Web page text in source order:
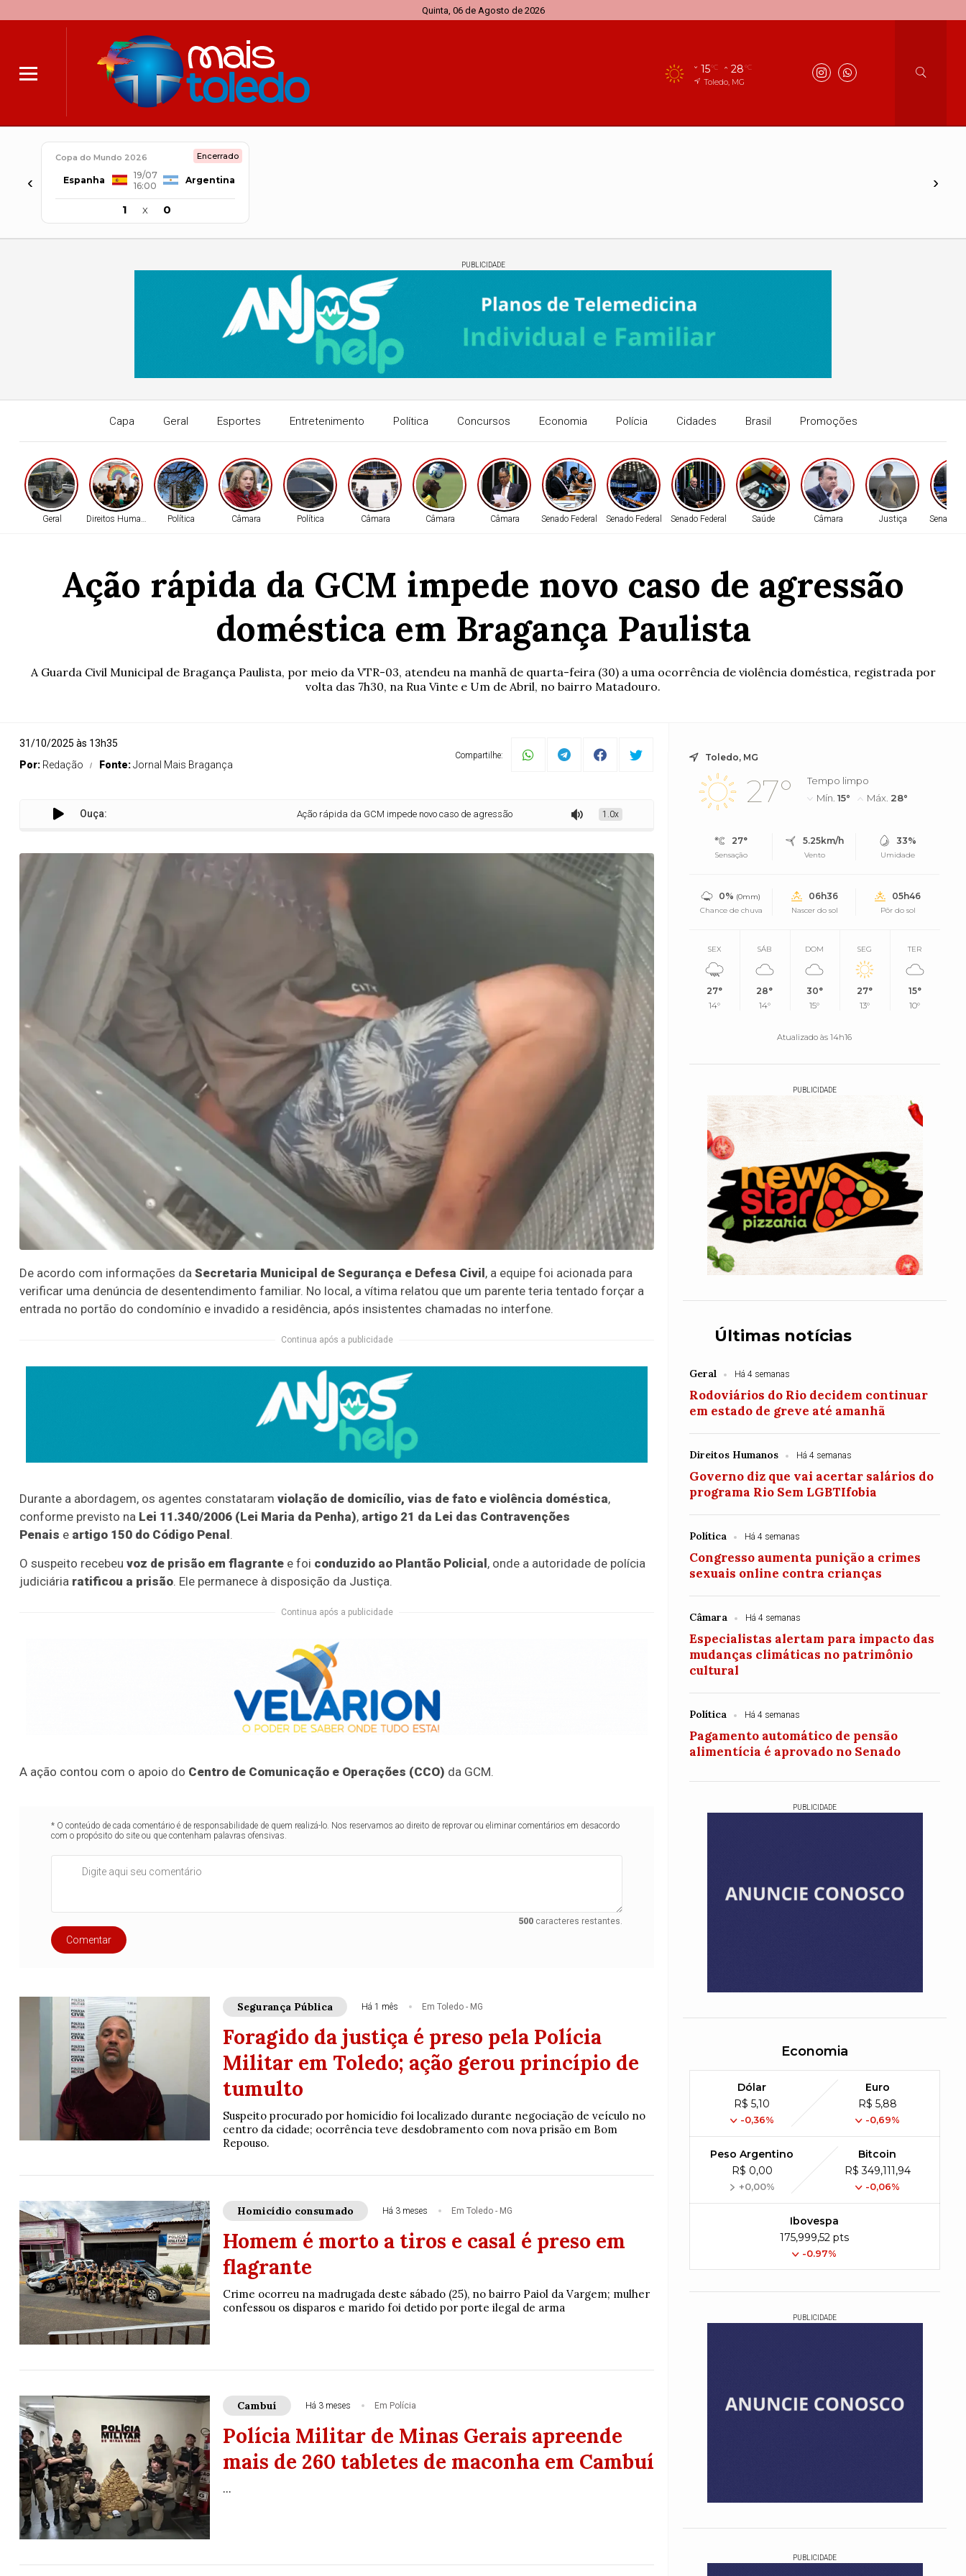
Quinta, 06 de Agosto de 2026
15°C 28°C
Toledo, MG
‹
Copa do Mundo 2026 Encerrado
Espanha
19/07
16:00
Argentina
1 x 0
›
PUBLICIDADE
Capa Geral Esportes Entretenimento Política Concursos Economia Polícia Cidades Brasil Promoções
Geral Direitos Humanos Política Câmara Política Câmara Câmara Câmara Senado Federal Senado Federal Senado Federal Saúde Câmara Justiça Senado
Ação rápida da GCM impede novo caso de agressão
doméstica em Bragança Paulista
A Guarda Civil Municipal de Bragança Paulista, por meio da VTR-03, atendeu na manhã de quarta-feira (30) a uma ocorrência de violência doméstica, registrada por
volta das 7h30, na Rua Vinte e Um de Abril, no bairro Matadouro.
31/10/2025 às 13h35
Por: Redação Fonte:Jornal Mais Bragança
Compartilhe:
Ouça: Ação rápida da GCM impede novo caso de agressão doméstica em Bragança Paulista 1.0x
De acordo com informações da Secretaria Municipal de Segurança e Defesa Civil, a equipe foi acionada para
verificar uma denúncia de desentendimento familiar. No local, a vítima relatou que um parente teria tentado forçar a
entrada no portão do condomínio e invadido a residência, após insistentes chamadas no interfone.
Continua após a publicidade
Durante a abordagem, os agentes constataram violação de domicílio, vias de fato e violência doméstica,
conforme previsto na Lei 11.340/2006 (Lei Maria da Penha), artigo 21 da Lei das Contravenções
Penais e artigo 150 do Código Penal .
O suspeito recebeu voz de prisão em flagrante e foi conduzido ao Plantão Policial , onde a autoridade de polícia
judiciária ratificou a prisão. Ele permanece à disposição da Justiça.
Continua após a publicidade
A ação contou com o apoio do Centro de Comunicação e Operações (CCO) da GCM.
* O conteúdo de cada comentário é de responsabilidade de quem realizá-lo. Nos reservamos ao direito de reprovar ou eliminar comentários em desacordo
com o propósito do site ou que contenham palavras ofensivas.
500caracteres restantes.
Comentar
Segurança Pública Há 1 mês Em Toledo - MG
Foragido da justiça é preso pela Polícia
Militar em Toledo; ação gerou princípio de
tumulto
Suspeito procurado por homicídio foi localizado durante negociação de veículo no
centro da cidade; ocorrência teve desdobramento com nova prisão em Bom
Repouso.
Homicídio consumado Há 3 meses Em Toledo - MG
Homem é morto a tiros e casal é preso em
flagrante
Crime ocorreu na madrugada deste sábado (25), no bairro Paiol da Vargem; mulher
confessou os disparos e marido foi detido por porte ilegal de arma
Cambuí Há 3 meses Em Polícia
Polícia Militar de Minas Gerais apreende
mais de 260 tabletes de maconha em Cambuí
...
Toledo, MG
27°
Tempo limpo
Mín.15° Máx. 28°
27°
Sensação
5.25km/h
Vento
33%
Umidade
0% (0mm)
Chance de chuva
06h36
Nascer do sol
05h46
Pôr do sol
SEX
27°
14°
SÁB
28°
14°
DOM
30°
15°
SEG
27°
13°
TER
15°
10°
Atualizado às 14h16
PUBLICIDADE
Últimas notícias
Geral Há 4 semanas
Rodoviários do Rio decidem continuar
em estado de greve até amanhã
Direitos Humanos Há 4 semanas
Governo diz que vai acertar salários do
programa Rio Sem LGBTIfobia
Política Há 4 semanas
Congresso aumenta punição a crimes
sexuais online contra crianças
Câmara Há 4 semanas
Especialistas alertam para impacto das
mudanças climáticas no patrimônio
cultural
Política Há 4 semanas
Pagamento automático de pensão
alimentícia é aprovado no Senado
PUBLICIDADE
Economia
Dólar
R$ 5,10
-0,36%
Euro
R$ 5,88
-0,69%
Peso Argentino
R$ 0,00
+0,00%
Bitcoin
R$ 349,111,94
-0,06%
Ibovespa
175,999,52 pts
-0.97%
PUBLICIDADE
PUBLICIDADE